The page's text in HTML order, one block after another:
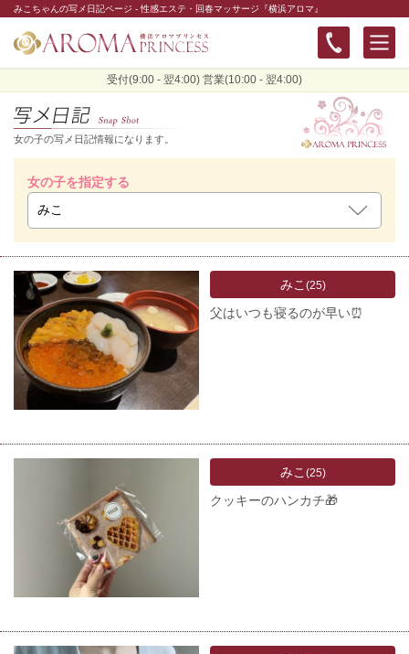
みこちゃんの写メ日記ページ - 性感エステ・回春マッサージ『横浜アロマ』
受付(9:00 - 翌4:00) 営業(10:00 - 翌4:00)
女の子の写メ日記情報になります。
女の子を指定する
みこ (25)
父はいつも寝るのが早い⏰
みこ (25)
クッキーのハンカチ🎁